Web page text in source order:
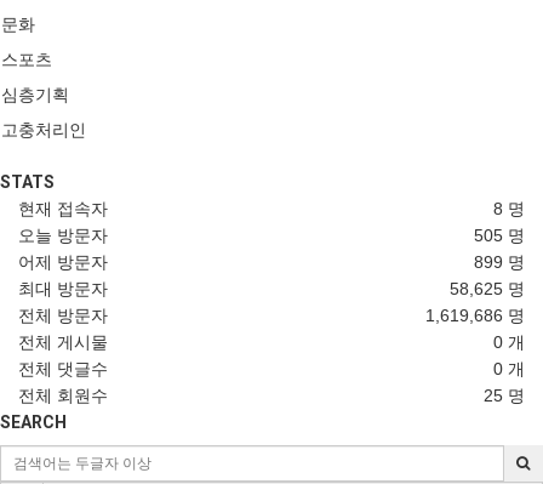
문화
스포츠
심층기획
고충처리인
STATS
8 명
현재 접속자
505 명
오늘 방문자
899 명
어제 방문자
58,625 명
최대 방문자
1,619,686 명
전체 방문자
0 개
전체 게시물
0 개
전체 댓글수
25 명
전체 회원수
SEARCH